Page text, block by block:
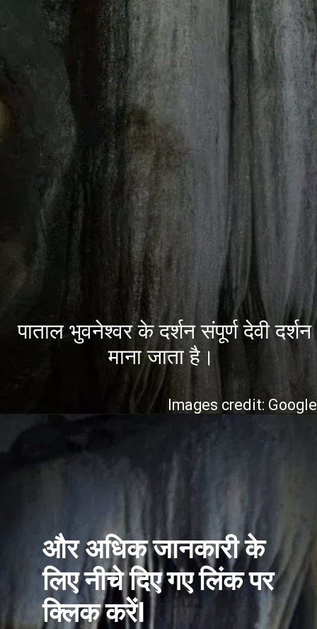
पाताल भुवनेश्वर के दर्शन संपूर्ण देवी दर्शन
माना जाता है।
Images credit: Google
और अधिक जानकारी के
लिए नीचे दिए गए लिंक पर
क्लिक करेंI